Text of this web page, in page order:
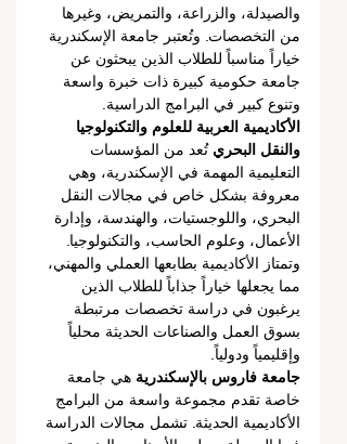
والصيدلة، والزراعة، والتمريض، وغيرها
من التخصصات. وتُعتبر جامعة الإسكندرية
خياراً مناسباً للطلاب الذين يبحثون عن
جامعة حكومية كبيرة ذات خبرة واسعة
وتنوع كبير في البرامج الدراسية.
الأكاديمية العربية للعلوم والتكنولوجيا
والنقل البحري تُعد من المؤسسات
التعليمية المهمة في الإسكندرية، وهي
معروفة بشكل خاص في مجالات النقل
البحري، واللوجستيات، والهندسة، وإدارة
الأعمال، وعلوم الحاسب، والتكنولوجيا.
وتمتاز الأكاديمية بطابعها العملي والمهني،
مما يجعلها خياراً جذاباً للطلاب الذين
يرغبون في دراسة تخصصات مرتبطة
بسوق العمل والصناعات الحديثة محلياً
وإقليمياً ودولياً.
جامعة فاروس بالإسكندرية هي جامعة
خاصة تقدم مجموعة واسعة من البرامج
الأكاديمية الحديثة. تشمل مجالات الدراسة